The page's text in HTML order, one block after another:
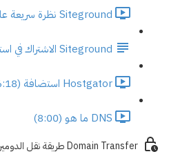
Siteground نظرة سريعة على استضافة (9:38)
Siteground الاشتراك في استضافة
Hostgator استضافة (6:18)
DNS ما هو (8:00)
Domain Transfer طريقة نقل الدومين